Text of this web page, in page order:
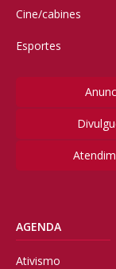
Cine/cabines
Esportes
AGENDA
Ativismo